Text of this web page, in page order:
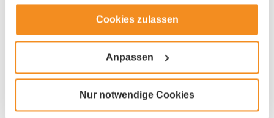
Cookies zulassen
Anpassen
Nur notwendige Cookies